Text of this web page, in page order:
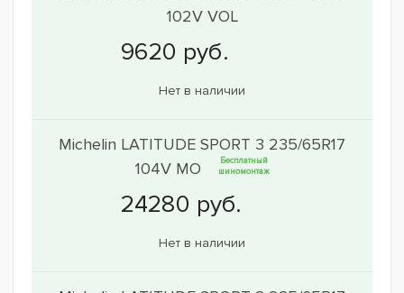
102V VOL
Нет в наличии
Michelin LATITUDE SPORT 3 235/65R17
104V MO
Бесплатный
шиномонтаж
Нет в наличии